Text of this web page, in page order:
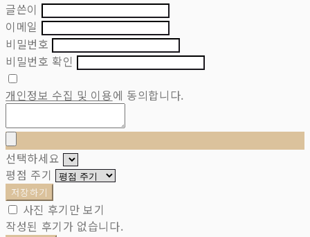
글쓴이
이메일
비밀번호
비밀번호 확인
개인정보 수집 및 이용에 동의합니다.
선택하세요
평점 주기
저장하기
사진 후기만 보기
작성된 후기가 없습니다.